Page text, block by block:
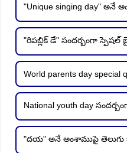
"Unique singing day" అనే
"రిపబ్లిక్ డే" సందర్బంగా స్పెషల్
World parents day special
National youth day
"దయ" అనే అంశాముపై తెలుగు